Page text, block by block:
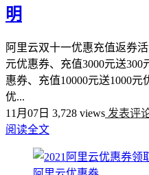
明
阿里云双十一优惠充值返券
元优惠券、充值3000元送300
惠券、充值10000元送1000元
优...
11月07日 3,728 views 发表评
阅读全文